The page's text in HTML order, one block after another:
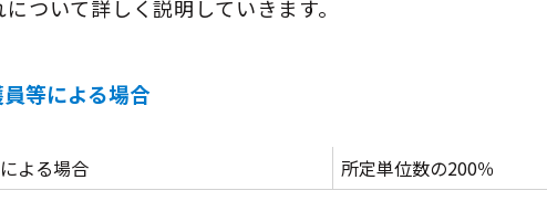
ついて詳しく説明していきます。
等による場合
よる場合 所定単位数の200％